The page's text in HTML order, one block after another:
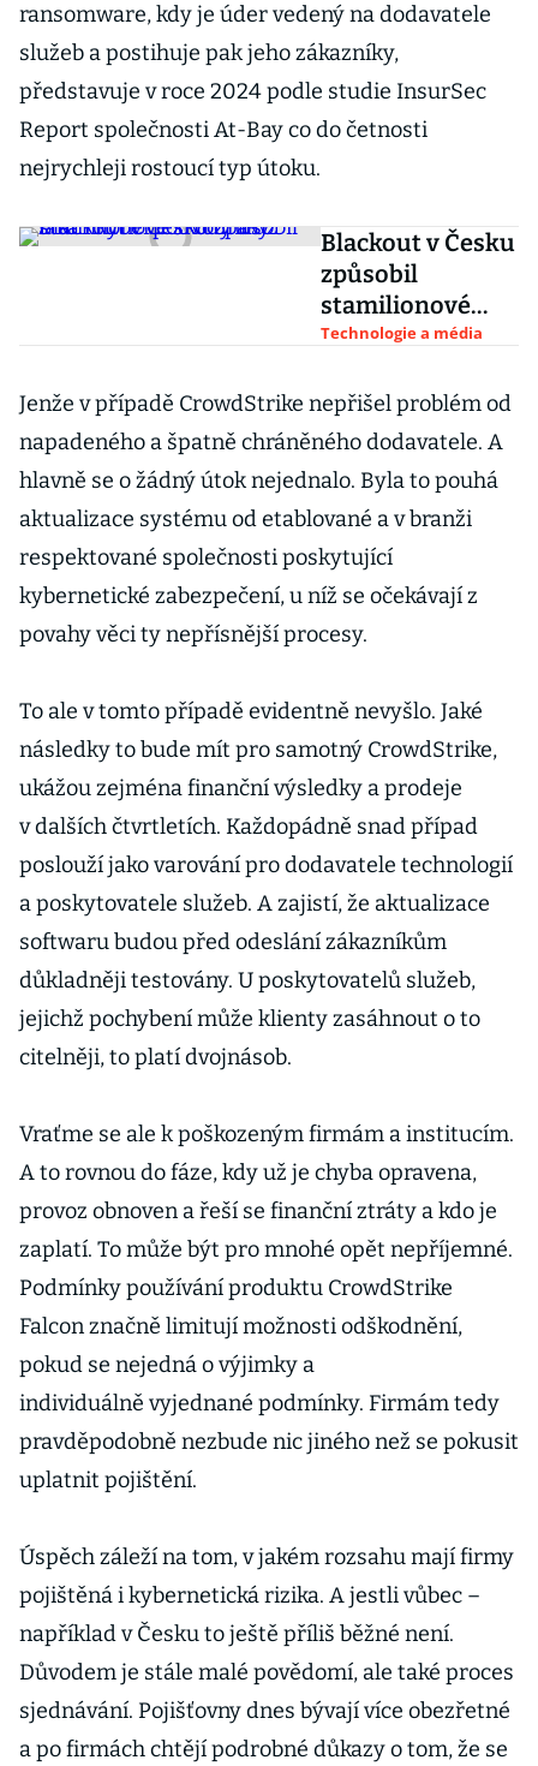
ransomware, kdy je úder vedený na dodavatele
služeb a postihuje pak jeho zákazníky,
představuje v roce 2024 podle studie InsurSec
Report společnosti At-Bay co do četnosti
nejrychleji rostoucí typ útoku.
Blackout v Česku
způsobil
stamilionové
škody a už láká i
y
Technologie a média
Jenže v případě CrowdStrike nepřišel problém od
napadeného a špatně chráněného dodavatele. A
hlavně se o žádný útok nejednalo. Byla to pouhá
aktualizace systému od etablované a v branži
respektované společnosti poskytující
kybernetické zabezpečení, u níž se očekávají z
povahy věci ty nepřísnější procesy.
To ale v tomto případě evidentně nevyšlo. Jaké
následky to bude mít pro samotný CrowdStrike,
ukážou zejména finanční výsledky a prodeje
v dalších čtvrtletích. Každopádně snad případ
poslouží jako varování pro dodavatele technologií
a poskytovatele služeb. A zajistí, že aktualizace
softwaru budou před odeslání zákazníkům
důkladněji testovány. U poskytovatelů služeb,
jejichž pochybení může klienty zasáhnout o to
citelněji, to platí dvojnásob.
Vraťme se ale k poškozeným firmám a institucím.
A to rovnou do fáze, kdy už je chyba opravena,
provoz obnoven a řeší se finanční ztráty a kdo je
zaplatí. To může být pro mnohé opět nepříjemné.
Podmínky používání produktu CrowdStrike
Falcon značně limitují možnosti odškodnění,
pokud se nejedná o výjimky a
individuálně vyjednané podmínky. Firmám tedy
pravděpodobně nezbude nic jiného než se pokusit
uplatnit pojištění.
Úspěch záleží na tom, v jakém rozsahu mají firmy
pojištěná i kybernetická rizika. A jestli vůbec –
například v Česku to ještě příliš běžné není.
Důvodem je stále malé povědomí, ale také proces
sjednávání. Pojišťovny dnes bývají více obezřetné
a po firmách chtějí podrobné důkazy o tom, že se